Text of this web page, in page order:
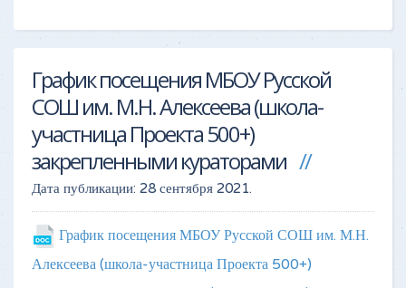
График посещения МБОУ Русской
СОШ им. М.Н. Алексеева (школа-
участница Проекта 500+)
закрепленными кураторами
Дата публикации: 28 сентября 2021.
График посещения МБОУ Русской СОШ им. М.Н.
Алексеева (школа-участница Проекта 500+)